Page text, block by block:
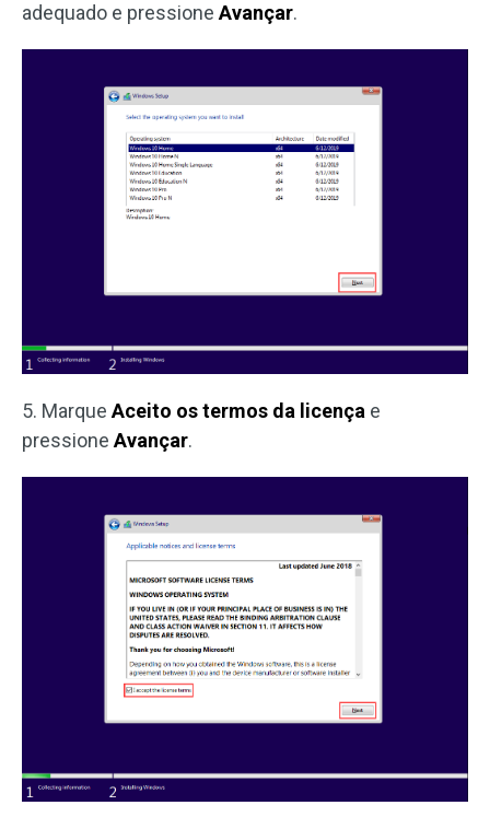
adequado e pressione Avançar.
5. Marque Aceito os termos da licença e
pressione Avançar.